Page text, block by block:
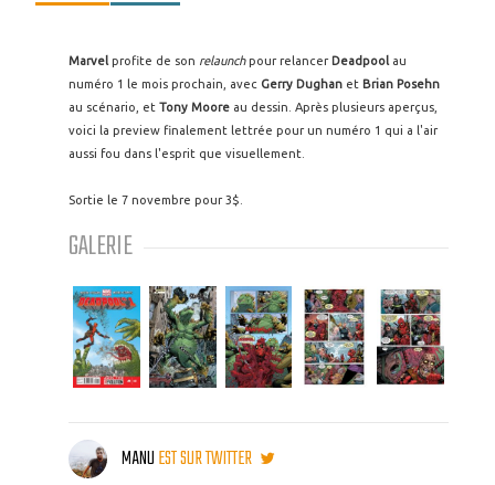
Marvel profite de son relaunchpour relancer Deadpool au
numéro 1 le mois prochain, avec Gerry Dughan et Brian Posehn
au scénario, et Tony Moore au dessin. Après plusieurs aperçus,
voici la preview finalement lettrée pour un numéro 1 qui a l'air
aussi fou dans l'esprit que visuellement.
Sortie le 7 novembre pour 3$.
GALERIE
MANUEST SUR TWITTER